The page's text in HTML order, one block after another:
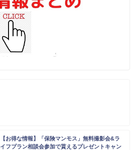
【お得な情報】「保険マンモス」無料撮影会&ラ
イフプラン相談会参加で貰えるプレゼントキャン